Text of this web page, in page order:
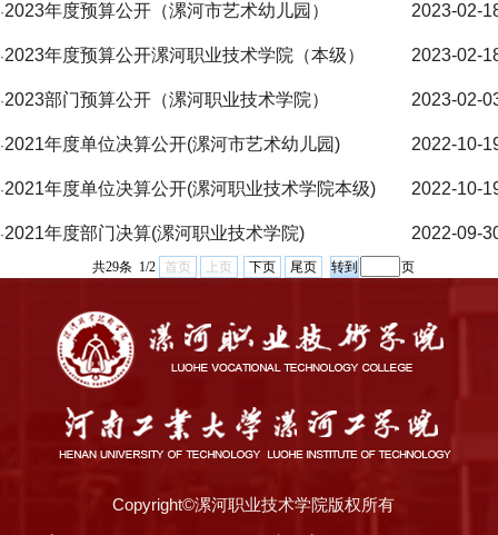
·2023年度预算公开（漯河市艺术幼儿园） 2023-02-
·2023年度预算公开漯河职业技术学院（本级） 2023-02-
·2023部门预算公开（漯河职业技术学院） 2023-02-
·2021年度单位决算公开(漯河市艺术幼儿园) 2022-10-
·2021年度单位决算公开(漯河职业技术学院本级) 2022-10-
·2021年度部门决算(漯河职业技术学院) 2022-09-
共29条 1/2 首页 上页 下页 尾页 页
Copyright©漯河职业技术学院版权所有